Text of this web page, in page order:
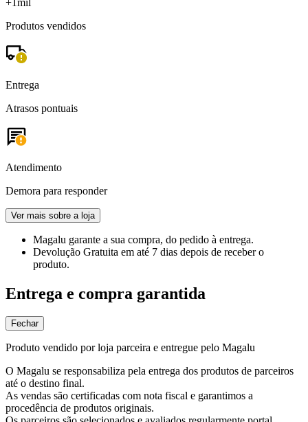
Produtos vendidos
Entrega
Atrasos pontuais
Atendimento
Demora para responder
Ver mais sobre a loja
Magalu garante a sua compra, do pedido à entrega.
Devolução Gratuita em até 7 dias depois de receber o
produto.
Entrega e compra garantida
Fechar
Produto vendido por loja parceira e entregue pelo Magalu
O Magalu se responsabiliza pela entrega dos produtos de parceiros
até o destino final.
As vendas são certificadas com nota fiscal e garantimos a
procedência de produtos originais.